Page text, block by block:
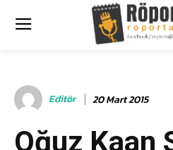
Editör 20 Mart 2015
Oğuz Kaan